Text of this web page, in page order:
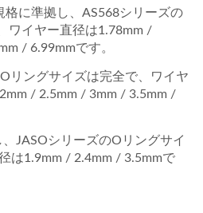
格に準拠し、AS568シリーズの
ワイヤー直径は1.78mm /
/ 6.99mmです。
リングサイズは完全で、ワイヤ
/ 2.5mm / 3mm / 3.5mm /
JASOシリーズのOリングサイ
は1.9mm / 2.4mm / 3.5mmで